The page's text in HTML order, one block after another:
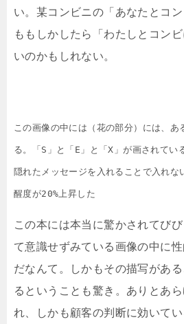
い。某コンビニの「あなたとコ
ももしかしたら「わたしとコン
いのかもしれない。
この画像の中には（花の部分）には、あ
る。「S」と「E」と「X」が画されてい
隠れたメッセージを入れることで入れな
醒度が20%上昇した
この本には本当に驚かされてび
て意識せずみている画像の中に
だなんて。しかもその描写があ
るということも驚き。ありとあ
れ、しかも顧客の判断に効いてい